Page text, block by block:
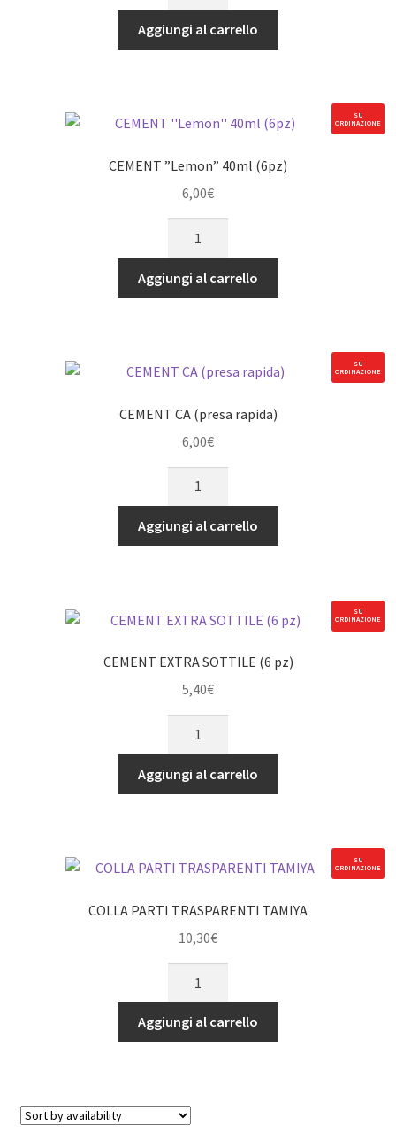
era:
6,50€.
è:
5,53€.
SOTTILE
Rapida
Aggiungi al carrello
SU
ORDINAZIONE
CEMENT ”Lemon” 40ml (6pz)
6,00€
40ml
(6pz)
Aggiungi al carrello
SU
ORDINAZIONE
CEMENT CA (presa rapida)
6,00€
(presa
rapida)
Aggiungi al carrello
SU
ORDINAZIONE
CEMENT EXTRA SOTTILE (6 pz)
5,40€
SOTTILE
(6
Aggiungi al carrello
SU
ORDINAZIONE
COLLA PARTI TRASPARENTI TAMIYA
10,30€
TRASPARENTI
TAMIYA
Aggiungi al carrello